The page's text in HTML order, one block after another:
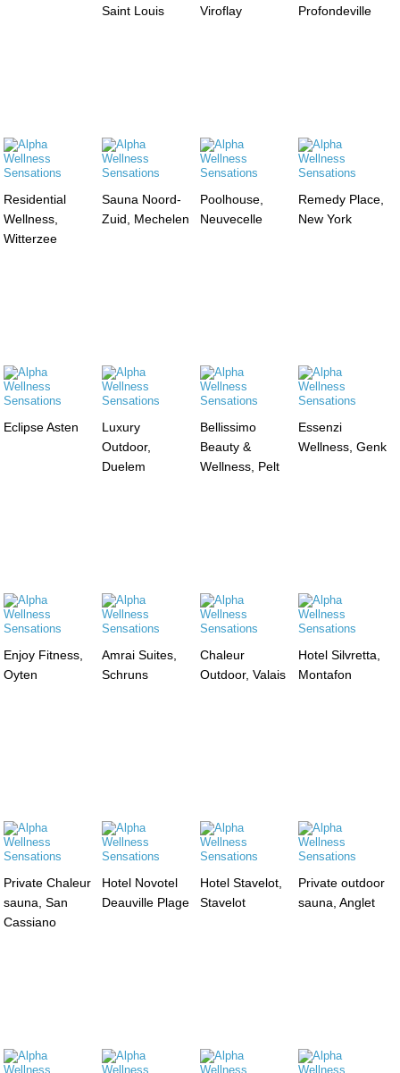
Saint Louis Viroflay Profondeville
Residential
Wellness,
Witterzee
Sauna Noord-
Zuid, Mechelen
Poolhouse,
Neuvecelle
Remedy Place,
New York
Eclipse Asten
Luxury
Outdoor,
Duelem
Bellissimo
Beauty &
Wellness, Pelt
Essenzi
Wellness, Genk
Enjoy Fitness,
Oyten
Amrai Suites,
Schruns
Chaleur
Outdoor, Valais
Hotel Silvretta,
Montafon
Private Chaleur
sauna, San
Cassiano
Hotel Novotel
Deauville Plage
Hotel Stavelot,
Stavelot
Private outdoor
sauna, Anglet